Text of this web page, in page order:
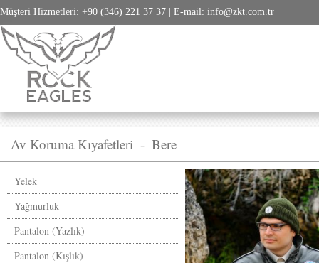
Müşteri Hizmetleri: +90 (346) 221 37 37 | E-mail: info@zkt.com.tr
Av Koruma Kıyafetleri - Bere
Yelek
Yağmurluk
Pantalon (Yazlık)
Pantalon (Kışlık)